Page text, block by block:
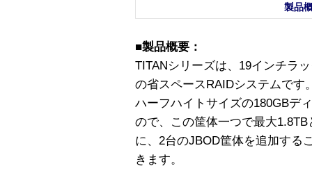
製品
■製品概要：
TITANシリーズは、19インチラ
の省スペースRAIDシステムです
ハーフハイトサイズの180GBデ
ので、この筐体一つで最大
に、2台のJBOD筐体を追加する
きます。